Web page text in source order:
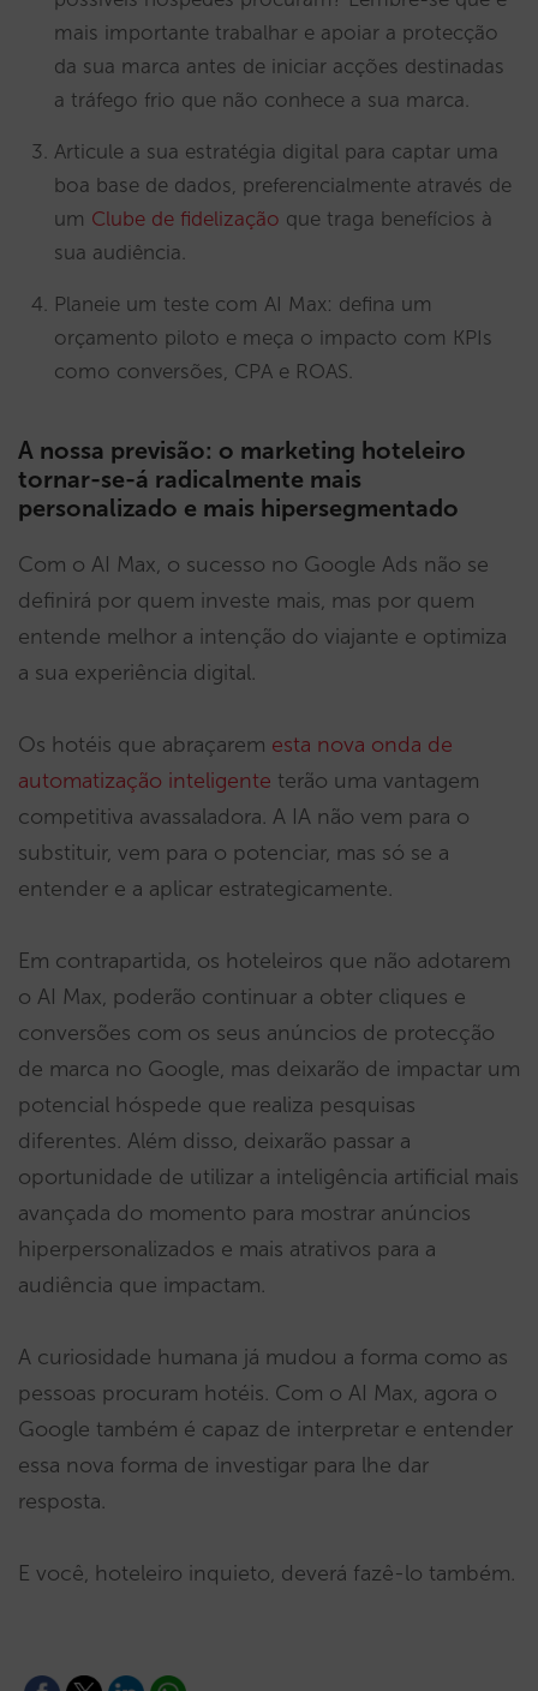
mais importante trabalhar e apoiar a protecção
da sua marca antes de iniciar acções destinadas
a tráfego frio que não conhece a sua marca.
Articule a sua estratégia digital para captar uma
boa base de dados, preferencialmente através de
um Clube de fidelização que traga benefícios à
sua audiência.
Planeie um teste com AI Max: defina um
orçamento piloto e meça o impacto com KPIs
como conversões, CPA e ROAS.
A nossa previsão: o marketing hoteleiro
tornar-se-á radicalmente mais
personalizado e mais hipersegmentado
Com o AI Max, o sucesso no Google Ads não se
definirá por quem investe mais, mas por quem
entende melhor a intenção do viajante e optimiza
a sua experiência digital.
Os hotéis que abraçarem esta nova onda de
automatização inteligente terão uma vantagem
competitiva avassaladora. A IA não vem para o
substituir, vem para o potenciar, mas só se a
entender e a aplicar estrategicamente.
Em contrapartida, os hoteleiros que não adotarem
o AI Max, poderão continuar a obter cliques e
conversões com os seus anúncios de protecção
de marca no Google, mas deixarão de impactar um
potencial hóspede que realiza pesquisas
diferentes. Além disso, deixarão passar a
oportunidade de utilizar a inteligência artificial mais
avançada do momento para mostrar anúncios
hiperpersonalizados e mais atrativos para a
audiência que impactam.
A curiosidade humana já mudou a forma como as
pessoas procuram hotéis. Com o AI Max, agora o
Google também é capaz de interpretar e entender
essa nova forma de investigar para lhe dar
resposta.
E você, hoteleiro inquieto, deverá fazê-lo também.